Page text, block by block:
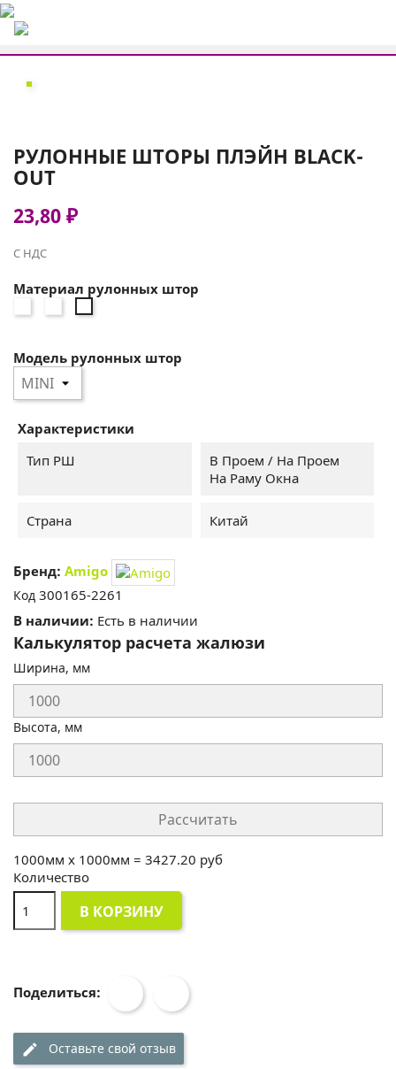
РУЛОННЫЕ ШТОРЫ ПЛЭЙН BLACK-
OUT
23,80 ₽
С НДС
Материал рулонных штор
2261
св.
бежевый
18520225
Модель рулонных штор
Характеристики
Тип РШ
В Проем / На Проем
На Раму Окна
Страна Китай
Бренд: Amigo
Код 300165-2261
В наличии: Есть в наличии
Калькулятор расчета жалюзи
Ширина, мм
Высота, мм
Рассчитать
1000мм x 1000мм = 3427.20 руб
Количество
В КОРЗИНУ
Поделиться:
edit Оставьте свой отзыв